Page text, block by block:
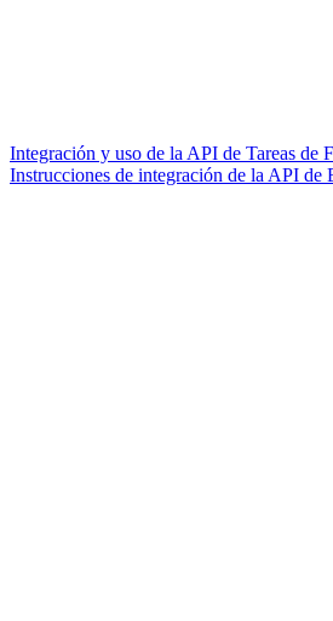
Integración y uso de la API de Tareas de
Instrucciones de integración de la API